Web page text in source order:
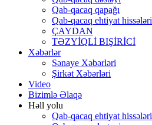
Qab-qacaq qapağı
Qab-qacaq ehtiyat hissələri
ÇAYDAN
TƏZYİQLİ BIŞİRİCİ
Xəbərlər
Sənaye Xəbərləri
Şirkət Xəbərləri
Video
Bizimlə Əlaqə
Həll yolu
Qab-qacaq ehtiyat hissələri